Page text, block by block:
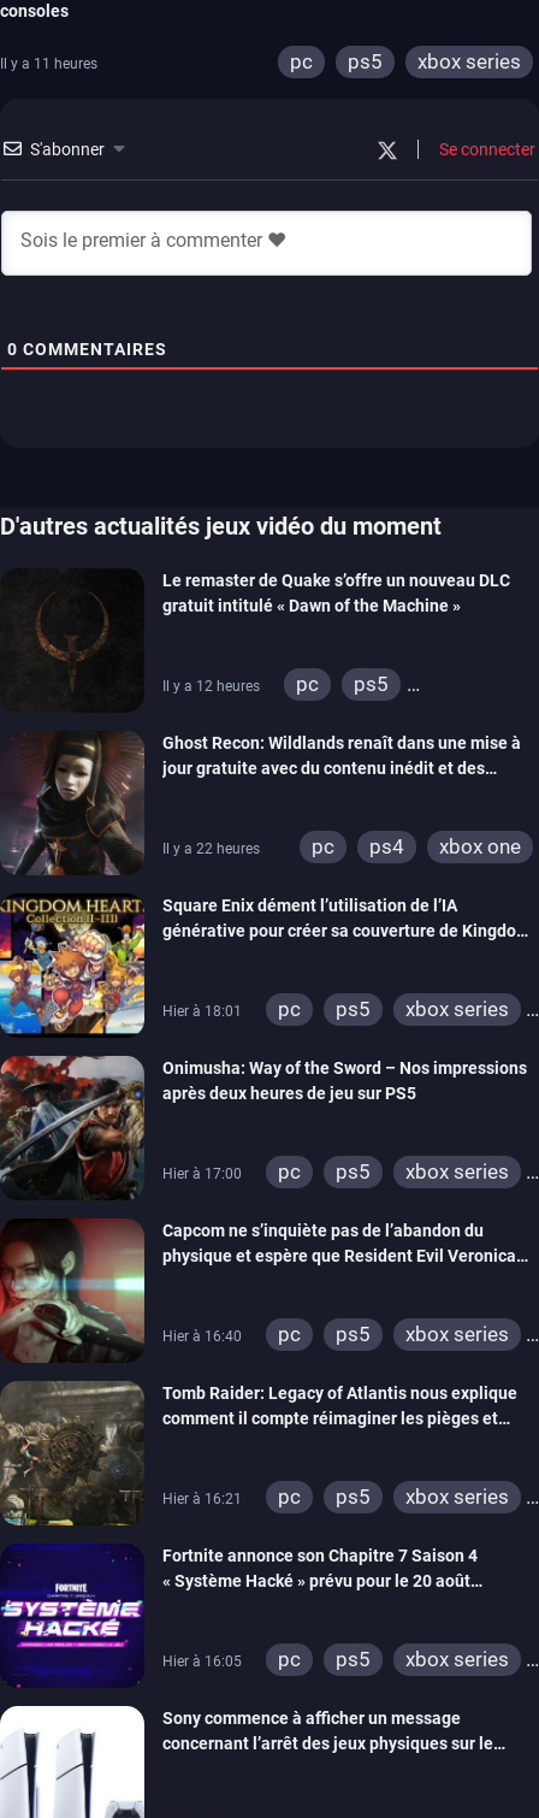
consoles
Il y a 11 heures pc ps5 xbox series
S'abonner Se connecter
0 COMMENTAIRES
D'autres actualités jeux vidéo du moment
Le remaster de Quake s’offre un nouveau DLC
gratuit intitulé « Dawn of the Machine »
Il y a 12 heures pc
ps5
ps4
xbox one
nintendo 64
Ghost Recon: Wildlands renaît dans une mise à
jour gratuite avec du contenu inédit et des
Il y a 22 heures pc ps4 xbox one
Square Enix dément l’utilisation de l’IA
générative pour créer sa couverture de Kingdom
Hier à 18:01 pc ps5
xbox series
Onimusha: Way of the Sword – Nos impressions
après deux heures de jeu sur PS5
Hier à 17:00 pc ps5
xbox series
Capcom ne s’inquiète pas de l’abandon du
physique et espère que Resident Evil Veronica
Hier à 16:40 pc ps5
xbox series
Tomb Raider: Legacy of Atlantis nous explique
comment il compte réimaginer les pièges et
Hier à 16:21 pc ps5
xbox series
Fortnite annonce son Chapitre 7 Saison 4
« Système Hacké » prévu pour le 20 août
Hier à 16:05 pc ps5
xbox series
ps4
xbox one
switch 2
Sony commence à afficher un message
concernant l’arrêt des jeux physiques sur le